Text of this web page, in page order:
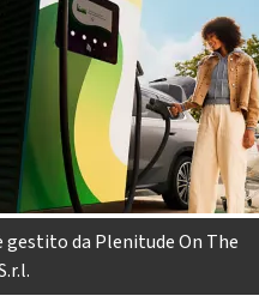
da Plenitude On The